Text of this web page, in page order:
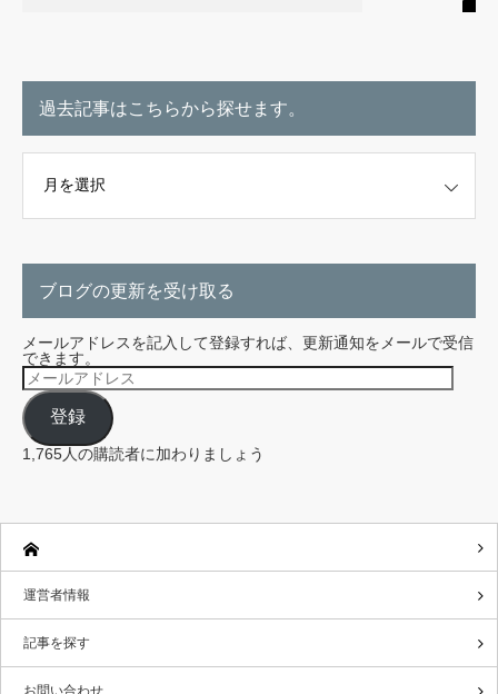
過去記事はこちらから探せます。
ブログの更新を受け取る
メールアドレスを記入して登録すれば、更新通知をメールで受信
できます。
メ
ー
ル
ア
ド
レ
ス
登録
1,765人の購読者に加わりましょう
運営者情報
記事を探す
お問い合わせ